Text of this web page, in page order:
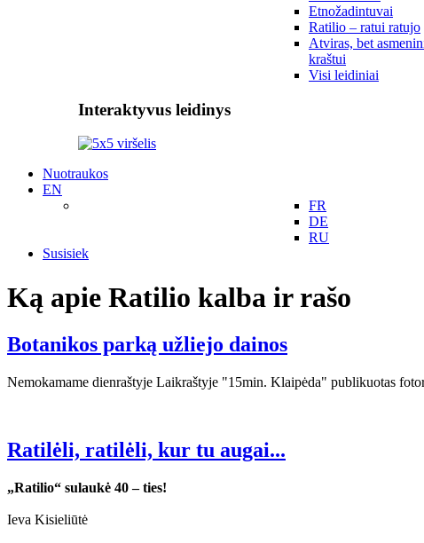
Etnožadintuvai
Ratilio – ratui ratujo
Atviras, bet
kraštui
Visi leidiniai
Interaktyvus leidinys
Nuotraukos
EN
FR
DE
RU
Susisiek
Ką apie Ratilio kalba ir rašo
Botanikos parką užliejo dainos
Nemokamame dienraštyje Laikraštyje "15min. Klaipėda" publikuotas
Ratilėli, ratilėli, kur tu augai...
„Ratilio“ sulaukė 40 – ties!
Ieva Kisieliūtė